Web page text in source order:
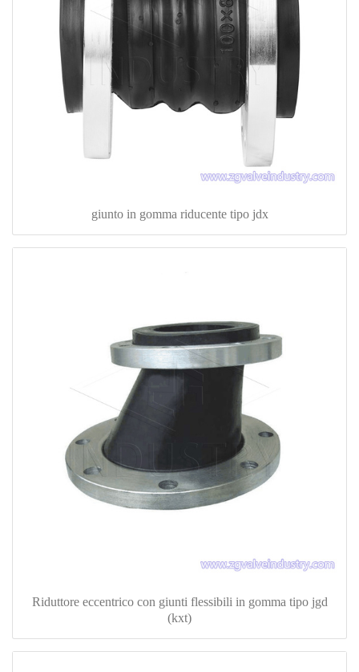
giunto in gomma riducente tipo jdx
Riduttore eccentrico con giunti flessibili in gomma tipo jgd
(kxt)